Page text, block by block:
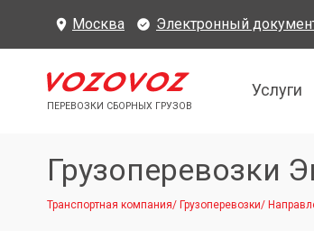
Москва Электронный
ПЕРЕВОЗКИ СБОРНЫХ ГРУЗОВ
Услуги
Грузоперевозки
Транспортная компания/ Грузоперевозки/